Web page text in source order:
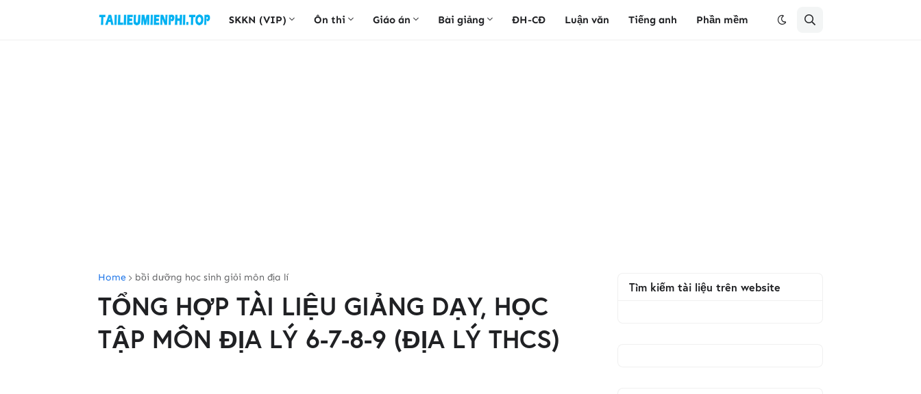
SKKN (VIP) Ôn thi Giáo án Bài giảng ĐH-CĐ Luận văn Tiếng anh Phần mềm
Home bồi dưỡng học sinh giỏi môn địa lí
TỔNG HỢP TÀI LIỆU GIẢNG DẠY, HỌC
TẬP MÔN ĐỊA LÝ 6-7-8-9 (ĐỊA LÝ THCS)
Tìm kiếm tài liệu trên website